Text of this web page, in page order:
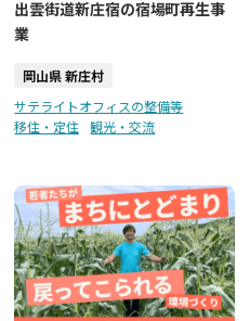
出雲街道新庄宿の宿場町再生事
業
岡山県 新庄村
サテライトオフィスの整備等
移住・定住
観光・交流